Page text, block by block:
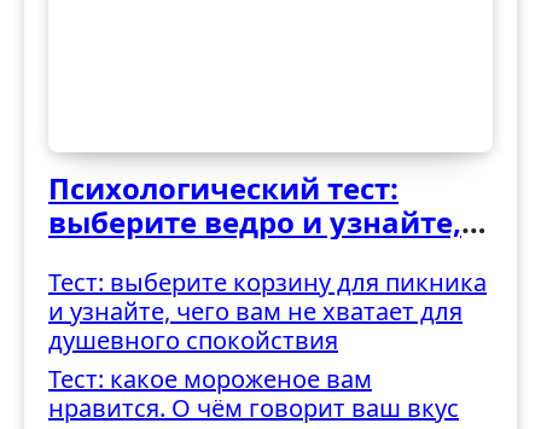
Психологический тест:
выберите ведро и узнайте,
трудностями
Тест: выберите корзину для пикника
и узнайте, чего вам не хватает для
душевного спокойствия
Тест: какое мороженое вам
нравится. О чём говорит ваш вкус